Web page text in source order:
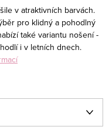
v atraktivních barvách.
pro klidný a pohodlný
také variantu nošení -
i v letních dnech.